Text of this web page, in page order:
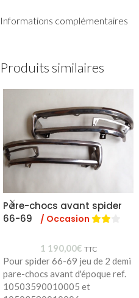
Informations complémentaires
Produits similaires
Pare-chocs avant spider
66-69
/ Occasion
1 190,00€ TTC
Pour spider 66-69 jeu de 2 demi
pare-chocs avant d'époque ref.
10503590010005 et